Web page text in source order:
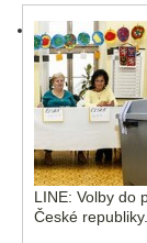
LINE: Volby do
České